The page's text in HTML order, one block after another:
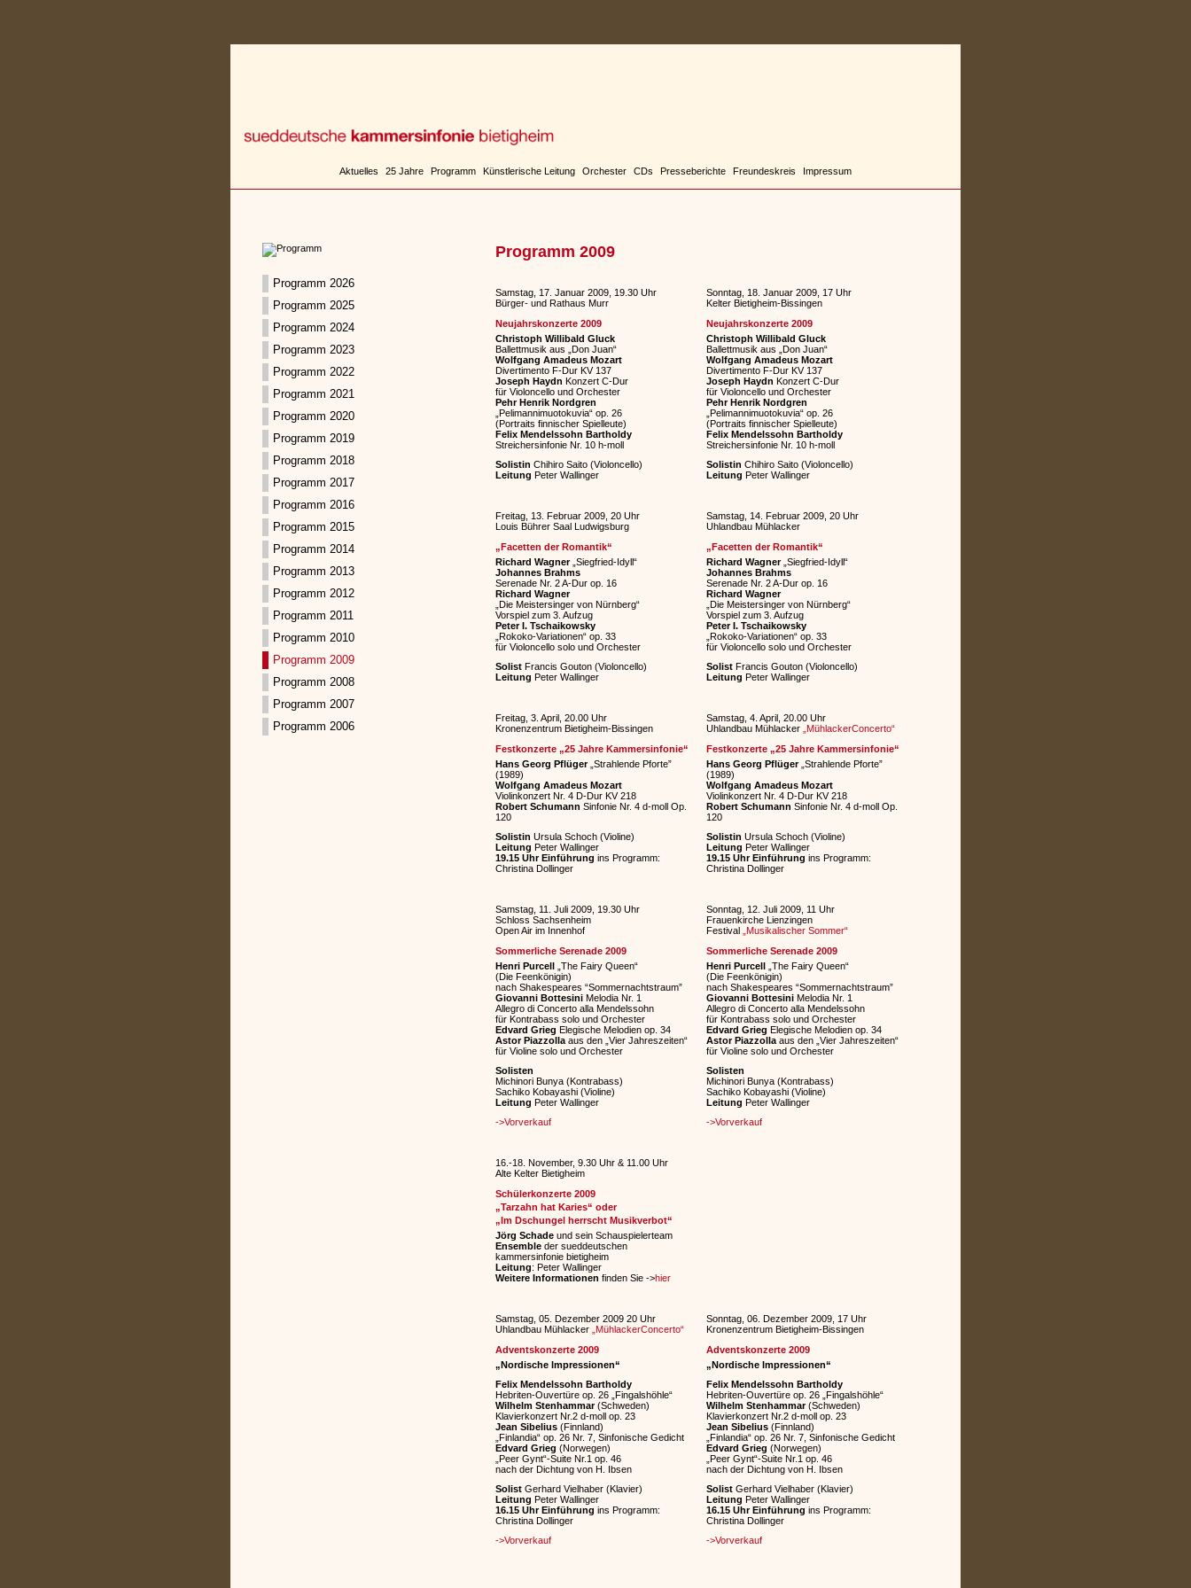
Aktuelles 25 Jahre Programm Künstlerische Leitung Orchester CDs Presseberichte Freundeskreis Impressum
Programm 2026
Programm 2025
Programm 2024
Programm 2023
Programm 2022
Programm 2021
Programm 2020
Programm 2019
Programm 2018
Programm 2017
Programm 2016
Programm 2015
Programm 2014
Programm 2013
Programm 2012
Programm 2011
Programm 2010
Programm 2009
Programm 2008
Programm 2007
Programm 2006
Programm 2009
Samstag, 17. Januar 2009, 19.30 Uhr
Bürger- und Rathaus Murr
Neujahrskonzerte 2009
Christoph Willibald Gluck
Ballettmusik aus „Don Juan“
Wolfgang Amadeus Mozart
Divertimento F-Dur KV 137
Joseph Haydn Konzert C-Dur
für Violoncello und Orchester
Pehr Henrik Nordgren
„Pelimannimuotokuvia“ op. 26
(Portraits finnischer Spielleute)
Felix Mendelssohn Bartholdy
Streichersinfonie Nr. 10 h-moll
Solistin Chihiro Saito (Violoncello)
Leitung Peter Wallinger
Sonntag, 18. Januar 2009, 17 Uhr
Kelter Bietigheim-Bissingen
Neujahrskonzerte 2009
Christoph Willibald Gluck
Ballettmusik aus „Don Juan“
Wolfgang Amadeus Mozart
Divertimento F-Dur KV 137
Joseph Haydn Konzert C-Dur
für Violoncello und Orchester
Pehr Henrik Nordgren
„Pelimannimuotokuvia“ op. 26
(Portraits finnischer Spielleute)
Felix Mendelssohn Bartholdy
Streichersinfonie Nr. 10 h-moll
Solistin Chihiro Saito (Violoncello)
Leitung Peter Wallinger
Freitag, 13. Februar 2009, 20 Uhr
Louis Bührer Saal Ludwigsburg
„Facetten der Romantik“
Richard Wagner„Siegfried-Idyll“
Johannes Brahms
Serenade Nr. 2 A-Dur op. 16
Richard Wagner
„Die Meistersinger von Nürnberg“
Vorspiel zum 3. Aufzug
Peter I. Tschaikowsky
„Rokoko-Variationen“ op. 33
für Violoncello solo und Orchester
Solist Francis Gouton (Violoncello)
Leitung Peter Wallinger
Samstag, 14. Februar 2009, 20 Uhr
Uhlandbau Mühlacker
„Facetten der Romantik“
Richard Wagner„Siegfried-Idyll“
Johannes Brahms
Serenade Nr. 2 A-Dur op. 16
Richard Wagner
„Die Meistersinger von Nürnberg“
Vorspiel zum 3. Aufzug
Peter I. Tschaikowsky
„Rokoko-Variationen“ op. 33
für Violoncello solo und Orchester
Solist Francis Gouton (Violoncello)
Leitung Peter Wallinger
Freitag, 3. April, 20.00 Uhr
Kronenzentrum Bietigheim-Bissingen
Festkonzerte „25 Jahre Kammersinfonie“
Hans Georg Pflüger„Strahlende Pforte”
(1989)
Wolfgang Amadeus Mozart
Violinkonzert Nr. 4 D-Dur KV 218
Robert Schumann Sinfonie Nr. 4 d-moll Op.
120
Solistin Ursula Schoch (Violine)
Leitung Peter Wallinger
19.15 Uhr Einführung ins Programm:
Christina Dollinger
Samstag, 4. April, 20.00 Uhr
Uhlandbau Mühlacker „MühlackerConcerto“
Festkonzerte „25 Jahre Kammersinfonie“
Hans Georg Pflüger„Strahlende Pforte”
(1989)
Wolfgang Amadeus Mozart
Violinkonzert Nr. 4 D-Dur KV 218
Robert Schumann Sinfonie Nr. 4 d-moll Op.
120
Solistin Ursula Schoch (Violine)
Leitung Peter Wallinger
19.15 Uhr Einführung ins Programm:
Christina Dollinger
Samstag, 11. Juli 2009, 19.30 Uhr
Schloss Sachsenheim
Open Air im Innenhof
Sommerliche Serenade 2009
Henri Purcell „The Fairy Queen“
(Die Feenkönigin)
nach Shakespeares “Sommernachtstraum”
Giovanni Bottesini Melodia Nr. 1
Allegro di Concerto alla Mendelssohn
für Kontrabass solo und Orchester
Edvard Grieg Elegische Melodien op. 34
Astor Piazzolla aus den „Vier Jahreszeiten“
für Violine solo und Orchester
Solisten
Michinori Bunya (Kontrabass)
Sachiko Kobayashi (Violine)
Leitung Peter Wallinger
->Vorverkauf
Sonntag, 12. Juli 2009, 11 Uhr
Frauenkirche Lienzingen
Festival „Musikalischer Sommer“
Sommerliche Serenade 2009
Henri Purcell „The Fairy Queen“
(Die Feenkönigin)
nach Shakespeares “Sommernachtstraum”
Giovanni Bottesini Melodia Nr. 1
Allegro di Concerto alla Mendelssohn
für Kontrabass solo und Orchester
Edvard Grieg Elegische Melodien op. 34
Astor Piazzolla aus den „Vier Jahreszeiten“
für Violine solo und Orchester
Solisten
Michinori Bunya (Kontrabass)
Sachiko Kobayashi (Violine)
Leitung Peter Wallinger
->Vorverkauf
16.-18. November, 9.30 Uhr & 11.00 Uhr
Alte Kelter Bietigheim
Schülerkonzerte 2009
„Tarzahn hat Karies“ oder
„Im Dschungel herrscht Musikverbot“
Jörg Schade und sein Schauspielerteam
Ensemble der sueddeutschen
kammersinfonie bietigheim
Leitung: Peter Wallinger
Weitere Informationen finden Sie ->hier
Samstag, 05. Dezember 2009 20 Uhr
Uhlandbau Mühlacker „MühlackerConcerto“
Adventskonzerte 2009
„Nordische Impressionen“
Felix Mendelssohn Bartholdy
Hebriten-Ouvertüre op. 26 „Fingalshöhle“
Wilhelm Stenhammar(Schweden)
Klavierkonzert Nr.2 d-moll op. 23
Jean Sibelius (Finnland)
„Finlandia“ op. 26 Nr. 7, Sinfonische Gedicht
Edvard Grieg (Norwegen)
„Peer Gynt“-Suite Nr.1 op. 46
nach der Dichtung von H. Ibsen
Solist Gerhard Vielhaber (Klavier)
Leitung Peter Wallinger
16.15 Uhr Einführung ins Programm:
Christina Dollinger
->Vorverkauf
Sonntag, 06. Dezember 2009, 17 Uhr
Kronenzentrum Bietigheim-Bissingen
Adventskonzerte 2009
„Nordische Impressionen“
Felix Mendelssohn Bartholdy
Hebriten-Ouvertüre op. 26 „Fingalshöhle“
Wilhelm Stenhammar(Schweden)
Klavierkonzert Nr.2 d-moll op. 23
Jean Sibelius (Finnland)
„Finlandia“ op. 26 Nr. 7, Sinfonische Gedicht
Edvard Grieg (Norwegen)
„Peer Gynt“-Suite Nr.1 op. 46
nach der Dichtung von H. Ibsen
Solist Gerhard Vielhaber (Klavier)
Leitung Peter Wallinger
16.15 Uhr Einführung ins Programm:
Christina Dollinger
->Vorverkauf